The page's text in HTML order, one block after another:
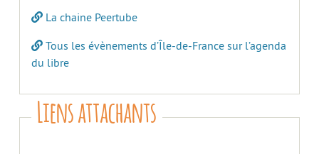
La chaine Peertube
Tous les évènements d’Île-de-France sur l’agenda
du libre
Liens attachants